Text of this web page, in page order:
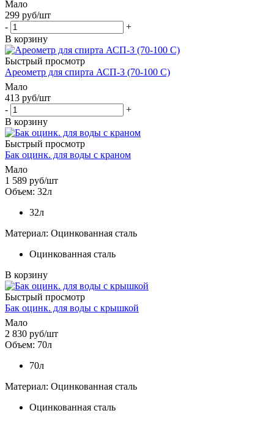
Мало
299 руб/шт
-
+
В корзину
Быстрый просмотр
Ареометр для спирта АСП-3 (70-100 С)
Мало
413 руб/шт
-
+
В корзину
Быстрый просмотр
Бак оцинк. для воды с краном
Мало
1 589 руб/шт
Объем: 32л
32л
Материал: Оцинкованная сталь
Оцинкованная сталь
В корзину
Быстрый просмотр
Бак оцинк. для воды с крышкой
Мало
2 830 руб/шт
Объем: 70л
70л
Материал: Оцинкованная сталь
Оцинкованная сталь